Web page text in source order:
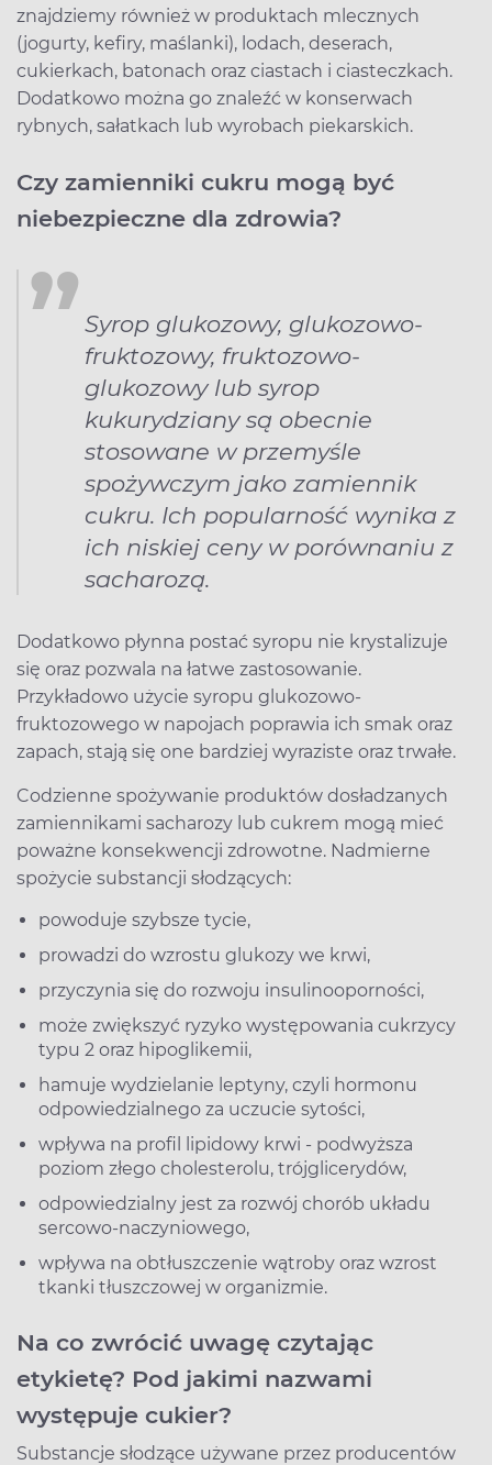
znajdziemy również w produktach mlecznych
(jogurty, kefiry, maślanki), lodach, deserach,
cukierkach, batonach oraz ciastach i ciasteczkach.
Dodatkowo można go znaleźć w konserwach
rybnych, sałatkach lub wyrobach piekarskich.
Czy zamienniki cukru mogą być
niebezpieczne dla zdrowia?
Syrop glukozowy, glukozowo-
fruktozowy, fruktozowo-
glukozowy lub syrop
kukurydziany są obecnie
stosowane w przemyśle
spożywczym jako zamiennik
cukru. Ich popularność wynika z
ich niskiej ceny w porównaniu z
sacharozą.
Dodatkowo płynna postać syropu nie krystalizuje
się oraz pozwala na łatwe zastosowanie.
Przykładowo użycie syropu glukozowo-
fruktozowego w napojach poprawia ich smak oraz
zapach, stają się one bardziej wyraziste oraz trwałe.
Codzienne spożywanie produktów dosładzanych
zamiennikami sacharozy lub cukrem mogą mieć
poważne konsekwencji zdrowotne. Nadmierne
spożycie substancji słodzących:
powoduje szybsze tycie,
prowadzi do wzrostu glukozy we krwi,
przyczynia się do rozwoju insulinooporności,
może zwiększyć ryzyko występowania cukrzycy
typu 2 oraz hipoglikemii,
hamuje wydzielanie leptyny, czyli hormonu
odpowiedzialnego za uczucie sytości,
wpływa na profil lipidowy krwi - podwyższa
poziom złego cholesterolu, trójglicerydów,
odpowiedzialny jest za rozwój chorób układu
sercowo-naczyniowego,
wpływa na obtłuszczenie wątroby oraz wzrost
tkanki tłuszczowej w organizmie.
Na co zwrócić uwagę czytając
etykietę? Pod jakimi nazwami
występuje cukier?
Substancje słodzące używane przez producentów